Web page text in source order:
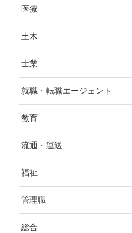
医療
土木
士業
就職・転職エージェント
教育
流通・運送
福祉
管理職
総合